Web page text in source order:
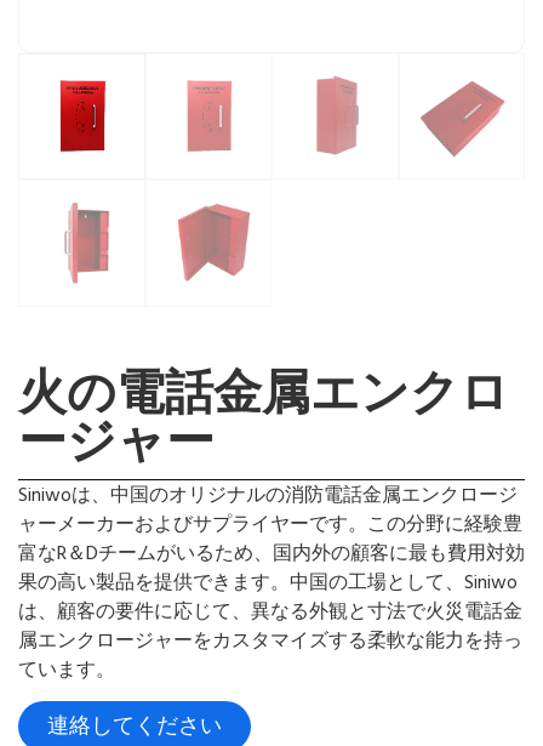
火の電話金属エンクロ
ージャー
Siniwoは、中国のオリジナルの消防電話金属エンクロージ
ャーメーカーおよびサプライヤーです。この分野に経験豊
富なR＆Dチームがいるため、国内外の顧客に最も費用対効
果の高い製品を提供できます。中国の工場として、Siniwo
は、顧客の要件に応じて、異なる外観と寸法で火災電話金
属エンクロージャーをカスタマイズする柔軟な能力を持っ
ています。
連絡してください